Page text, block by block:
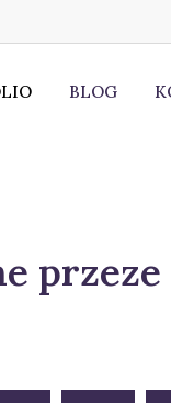
BLOG
przeze